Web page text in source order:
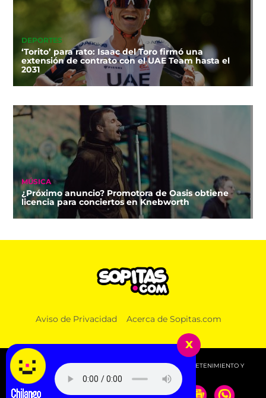
DEPORTES
‘Torito’ para rato: Isaac del Toro firmó una
extensión de contrato con el UAE Team hasta el
2031
MÚSICA
¿Próximo anuncio? Promotora de Oasis obtiene
licencia para conciertos en Knebworth
Aviso de Privacidad Acerca de Sopitas.com
© 2026 SOPITAS.COM - MÚSICA, NOTICIAS, DEPORTES, ENTRETENIMIENTO Y
MÁS!.
x